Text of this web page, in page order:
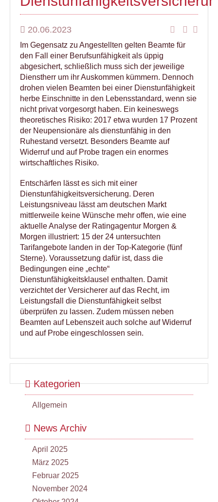
20.06.2023
Im Gegensatz zu Angestellten gelten Beamte für
den Fall einer Berufsunfähigkeit als üppig
abgesichert, schließlich muss sich der jeweilige
Dienstherr um ihr Auskommen kümmern. Dennoch
drohen vielen Beamten bei einer Dienstunfähigkeit
herbe Einschnitte in den Lebensstandard, wenn sie
nicht privat vorgesorgt haben. Ein keineswegs
theoretisches Risiko: 2017 etwa wurden 17 Prozent
der Neupensionäre als dienstunfähig in den
Ruhestand versetzt. Besonders Beamte auf
Widerruf und auf Probe tragen ein enormes
wirtschaftliches Risiko.
Entschärfen lässt es sich mit einer
Dienstunfähigkeitsversicherung. Deren
Leistungsniveau lässt am deutschen Markt
mittlerweile keine Wünsche mehr offen, wie eine
aktuelle Analyse der Ratingagentur Morgen &
Morgen illustriert: 15 der 24 untersuchten
Tarifangebote landen in der Top-Kategorie (fünf
Sterne). Voraussetzung dafür ist, dass die
Bedingungen eine „echte“
Dienstunfähigkeitsklausel enthalten. Damit
verzichtet der Versicherer auf das Recht, im
Leistungsfall die Dienstunfähigkeit selbst
überprüfen zu lassen. Zudem müssen neben
Beamten auf Lebenszeit auch solche auf Widerruf
und auf Probe eingeschlossen sein.
Kategorien
Allgemein
News Archiv
April 2025
März 2025
Februar 2025
November 2024